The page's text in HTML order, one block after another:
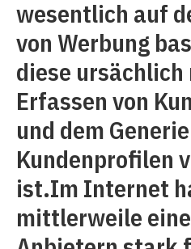
wesentlich auf
von Werbung
diese ursächlich
Erfassen von
und dem
Kundenprofilen
ist.Im Internet
mittlerweile